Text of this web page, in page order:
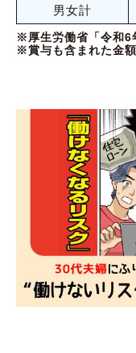
男女計
※厚生労働省「令和6
※賞与も含まれた金